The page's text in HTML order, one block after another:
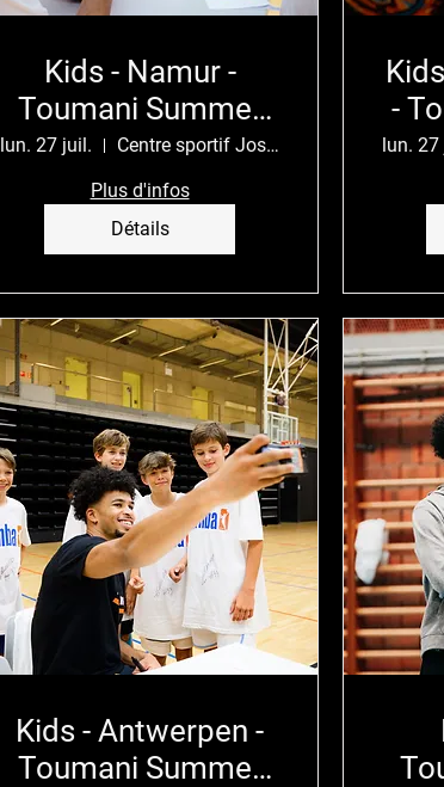
Kids - Namur -
Toumani Summer
Camp
lun. 27 juil.
Centre sportif José Tyssaen
Plus d'infos
Détails
-
lun. 27
Kids - Antwerpen -
Toumani Summer